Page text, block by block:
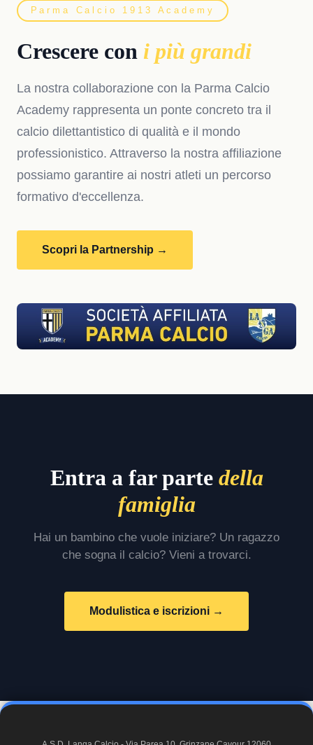
Parma Calcio 1913 Academy
Crescere con i più grandi
La nostra collaborazione con la Parma Calcio
Academy rappresenta un ponte concreto tra il
calcio dilettantistico di qualità e il mondo
professionistico. Attraverso la nostra affiliazione
possiamo garantire ai nostri atleti un percorso
formativo d'eccellenza.
Scopri la Partnership →
Entra a far parte della
famiglia
Hai un bambino che vuole iniziare? Un ragazzo
che sogna il calcio? Vieni a trovarci.
Modulistica e iscrizioni →